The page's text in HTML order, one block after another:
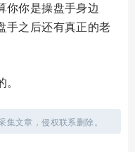
你你是操盘手身边
手之后还有真正的老
文章，侵权联系删除。